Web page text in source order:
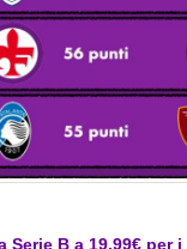
Serie B a 19,99€